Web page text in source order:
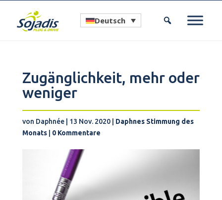
Deutsch
Zugänglichkeit, mehr oder
weniger
von Daphnée| 13 Nov. 2020| Daphnes Stimmung des
Monats| 0 Kommentare